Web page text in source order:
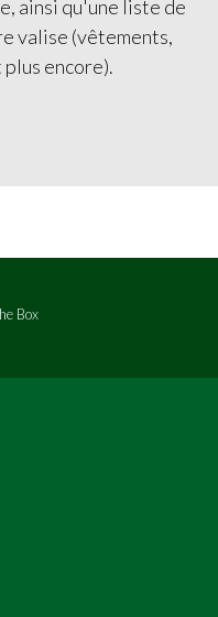
ainsi qu'une liste de
valise (vêtements,
encore).
Box